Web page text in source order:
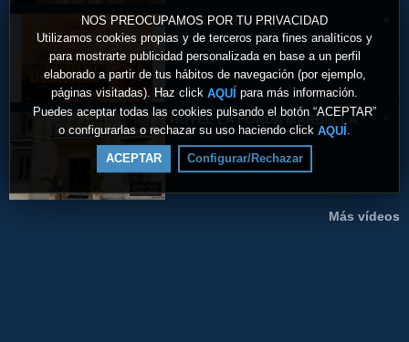
NOS PREOCUPAMOS POR TU PRIVACIDAD
Utilizamos cookies propias y de terceros para fines analíticos y
para mostrarte publicidad personalizada en base a un perfil
elaborado a partir de tus hábitos de navegación (por ejemplo,
páginas visitadas). Haz click AQUÍ para más información.
Puedes aceptar todas las cookies pulsando el botón “ACEPTAR”
o configurarlas o rechazar su uso haciendo click AQUÍ
ACEPTAR Configurar/Rechazar
La Masai Blanca
Hace 11 meses
HOTEL LA FONDA MARBELLA
Hace un año
Más vídeos